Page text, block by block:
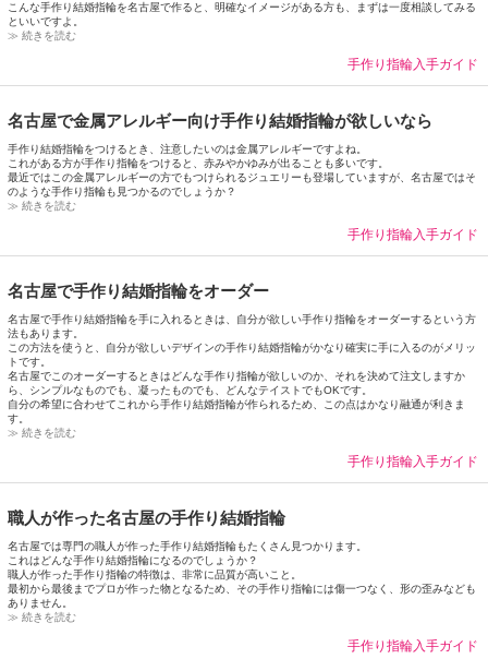
こんな手作り結婚指輪を名古屋で作ると、明確なイメージがある方も、まずは一度相談してみる
といいですよ。
≫ 続きを読む
手作り指輪入手ガイド
名古屋で金属アレルギー向け手作り結婚指輪が欲しいなら
手作り結婚指輪をつけるとき、注意したいのは金属アレルギーですよね。
これがある方が手作り指輪をつけると、赤みやかゆみが出ることも多いです。
最近ではこの金属アレルギーの方でもつけられるジュエリーも登場していますが、名古屋ではそ
のような手作り指輪も見つかるのでしょうか？
≫ 続きを読む
手作り指輪入手ガイド
名古屋で手作り結婚指輪をオーダー
名古屋で手作り結婚指輪を手に入れるときは、自分が欲しい手作り指輪をオーダーするという方
法もあります。
この方法を使うと、自分が欲しいデザインの手作り結婚指輪がかなり確実に手に入るのがメリッ
トです。
名古屋でこのオーダーするときはどんな手作り指輪が欲しいのか、それを決めて注文しますか
ら、シンプルなものでも、凝ったものでも、どんなテイストでもOKです。
自分の希望に合わせてこれから手作り結婚指輪が作られるため、この点はかなり融通が利きま
す。
≫ 続きを読む
手作り指輪入手ガイド
職人が作った名古屋の手作り結婚指輪
名古屋では専門の職人が作った手作り結婚指輪もたくさん見つかります。
これはどんな手作り結婚指輪になるのでしょうか？
職人が作った手作り指輪の特徴は、非常に品質が高いこと。
最初から最後までプロが作った物となるため、その手作り指輪には傷一つなく、形の歪みなども
ありません。
≫ 続きを読む
手作り指輪入手ガイド